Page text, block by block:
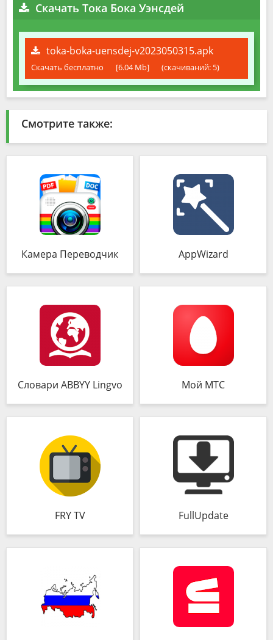
Скачать Тока Бока Уэнсдей
toka-boka-uensdej-v2023050315.apk
Скачать бесплатно [6.04 Mb] (cкачиваний: 5)
Смотрите также:
Камера Переводчик AppWizard
Словари ABBYY Lingvo Мой МТС
FRY TV FullUpdate